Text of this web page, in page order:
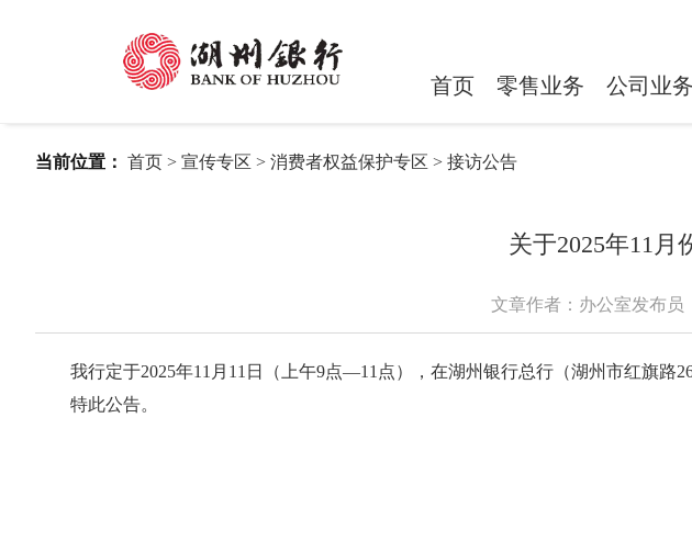
首页 零售业务 公司业务
当前位置： 首页 > 宣传专区 > 消费者权益保护专区 > 接访公告
关于2025年11
文章作者：办公室发布员
我行定于2025年11月1 1 日（上午9点—11点），在湖州银行总行（湖州市红旗路
特此公告。